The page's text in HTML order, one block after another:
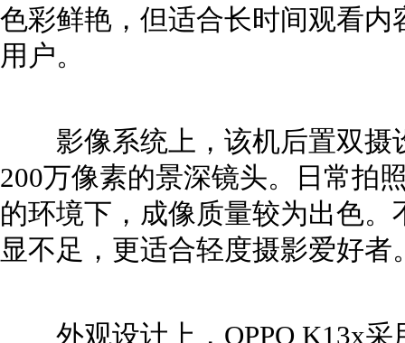
色彩鲜艳，但适合长时间观看
用户。
影像系统上，该机后置双摄
200万像素的景深镜头。日常拍
的环境下，成像质量较为出色
显不足，更适合轻度摄影爱好者
外观设计上，OPPO K13x采